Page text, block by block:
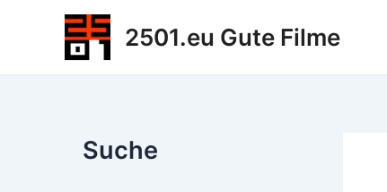
2501.eu Gute Filme
Suche